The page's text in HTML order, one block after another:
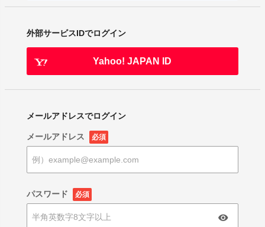
外部サービスIDでログイン
Yahoo! JAPAN ID
メールアドレスでログイン
メールアドレス 必須
パスワード 必須